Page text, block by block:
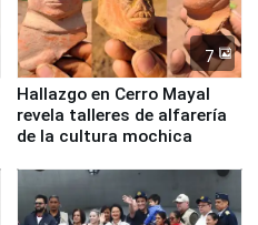
7
Hallazgo en Cerro Mayal
revela talleres de alfarería
de la cultura mochica